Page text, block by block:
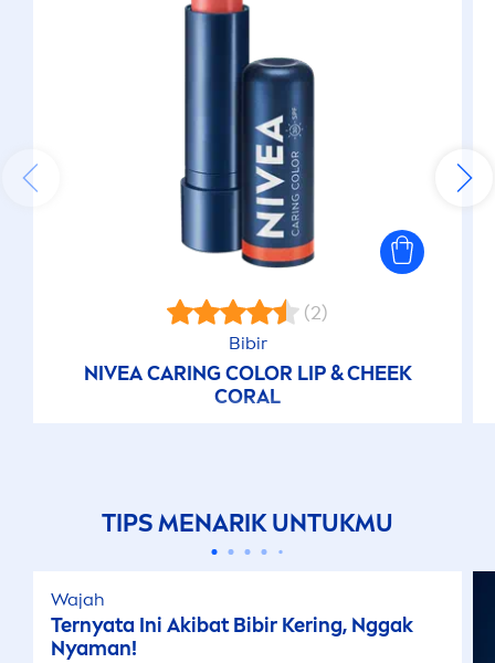
(2)
Bibir
NIVEACARINGCOLOR LIP& CHEEK
CORAL
TIPSMENARIK UNTUKMU
Wajah
Ternyata Ini Akibat Bibir Kering, Nggak
Nyaman!